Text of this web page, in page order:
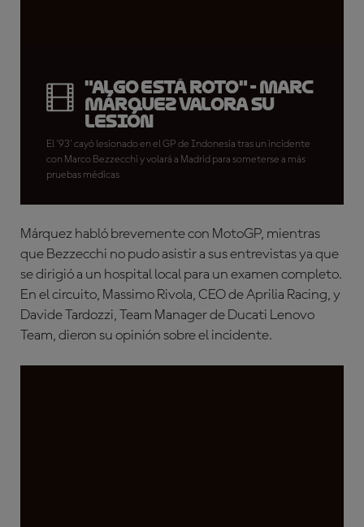
"Algo está roto" - Marc
Márquez valora su
lesión
El '93' cayó lesionado en el GP de Indonesia tras un incidente
con Marco Bezzecchi y volará a Madrid para someterse a más
pruebas médicas
Márquez habló brevemente con MotoGP, mientras
que Bezzecchi no pudo asistir a sus entrevistas ya que
se dirigió a un hospital local para un examen completo.
En el circuito, Massimo Rivola, CEO de Aprilia Racing, y
Davide Tardozzi, Team Manager de Ducati Lenovo
Team, dieron su opinión sobre el incidente.